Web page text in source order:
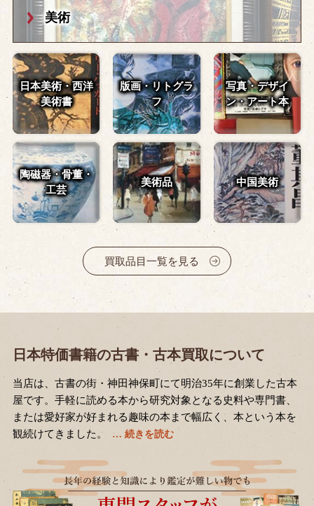
美術
日本美術・西洋
美術書
版画・リトグラ
フ
写真・デザイ
ン・アート本
陶磁器・骨董・
工芸
美術品 中国美術
買取品目一覧を見る
日本特価書籍の古書・古本買取について
当店は、古書の街・神田神保町にて明治35年に創業した古本
屋です。手軽に読める本から研究対象となる史料や専門書、
または愛好家が好まれる趣味の本まで幅広く、本という本を
観続けてきました。